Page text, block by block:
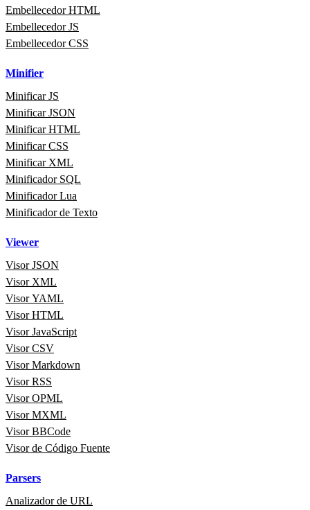
Embellecedor HTML
Embellecedor JS
Embellecedor CSS
Minifier
Minificar JS
Minificar JSON
Minificar HTML
Minificar CSS
Minificar XML
Minificador SQL
Minificador Lua
Minificador de Texto
Viewer
Visor JSON
Visor XML
Visor YAML
Visor HTML
Visor JavaScript
Visor CSV
Visor Markdown
Visor RSS
Visor OPML
Visor MXML
Visor BBCode
Visor de Código Fuente
Parsers
Analizador de URL